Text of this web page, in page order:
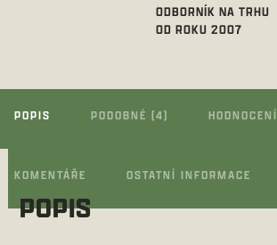
ODBORNÍK NA TRHU
OD ROKU 2007
POPIS PODOBNÉ (4) HODNOCENÍ
KOMENTÁŘE OSTATNÍ INFORMACE
POPIS